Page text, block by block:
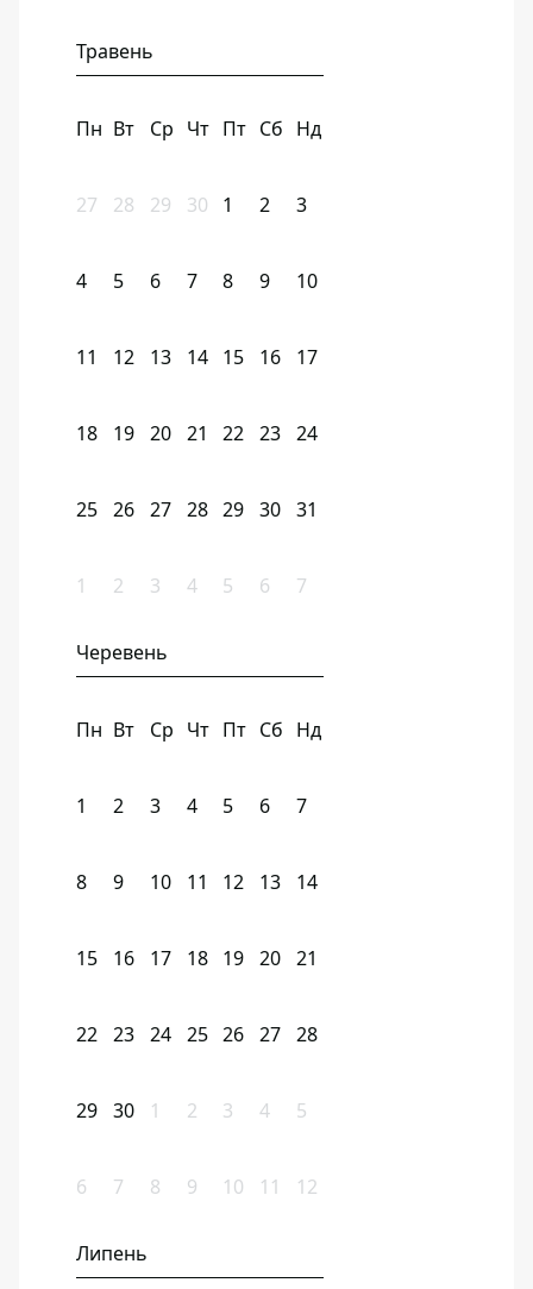
Травень
Пн Вт Ср Чт Пт Сб Нд
27 28 29 30 1 2 3
4 5 6 7 8 9 10
11 12 13 14 15 16 17
18 19 20 21 22 23 24
25 26 27 28 29 30 31
1 2 3 4 5 6 7
Черевень
Пн Вт Ср Чт Пт Сб Нд
1 2 3 4 5 6 7
8 9 10 11 12 13 14
15 16 17 18 19 20 21
22 23 24 25 26 27 28
29 30 1 2 3 4 5
6 7 8 9 10 11 12
Липень